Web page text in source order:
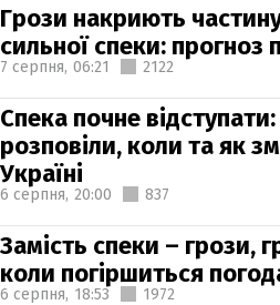
Грози накриють
сильної спеки: прогноз
7 серпня, 06:21 2122
Спека почне
розповіли, коли та як
Україні
6 серпня, 20:00 837
Замість спеки – грози,
коли погіршиться
6 серпня, 18:53 1972